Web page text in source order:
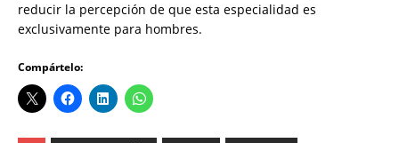
reducir la percepción de que esta especialidad es
exclusivamente para hombres.
Compártelo: